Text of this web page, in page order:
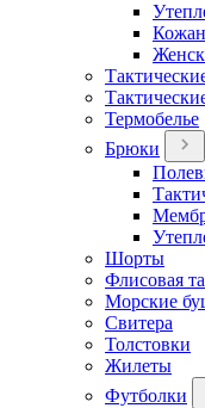
Термобелье
Брюки
Шорты
Флисовая
Морские
Свитера
Толстовки
Жилеты
Футболки